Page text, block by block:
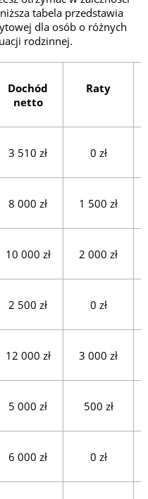
tabela przedstawia
dla osób o różnych
rodzinnej.
Dochód
netto
Raty
3 510 zł 0 zł
8 000 zł 1 500 zł
10 000 zł 2 000 zł
2 500 zł 0 zł
12 000 zł 3 000 zł
5 000 zł 500 zł
6 000 zł 0 zł